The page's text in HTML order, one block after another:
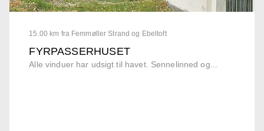
15.00 km fra Femmøller Strand og Ebeltoft
FYRPASSERHUSET
Alle vinduer har udsigt til havet. Sennelinned og...